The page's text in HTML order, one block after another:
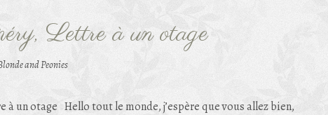
Lettre à un otage
and Peonies
Hello tout le monde, j’espère que vous allez bien,